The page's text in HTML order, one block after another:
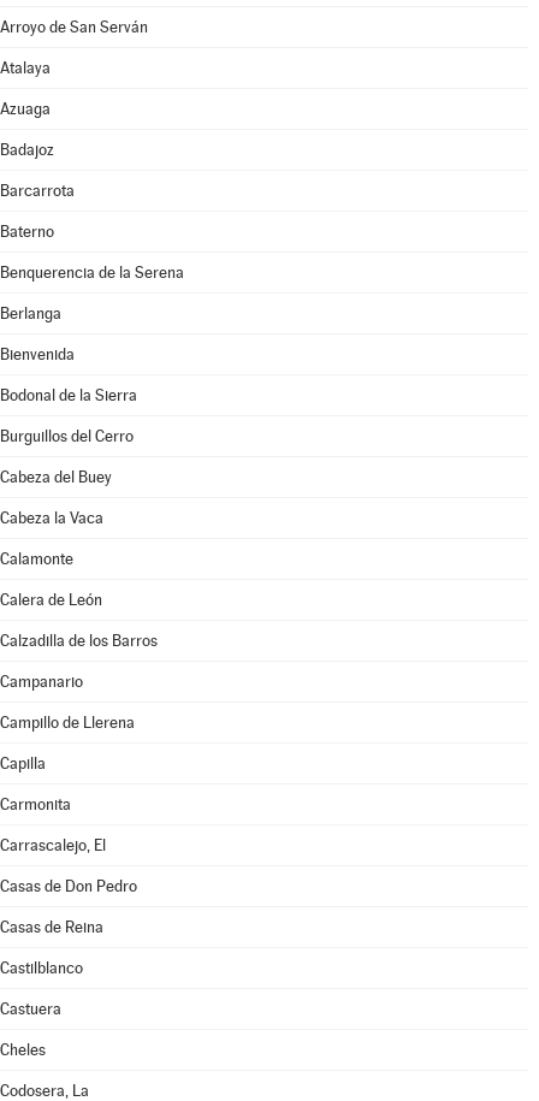
Arroyo de San Serván
Atalaya
Azuaga
Badajoz
Barcarrota
Baterno
Benquerencia de la Serena
Berlanga
Bienvenida
Bodonal de la Sierra
Burguillos del Cerro
Cabeza del Buey
Cabeza la Vaca
Calamonte
Calera de León
Calzadilla de los Barros
Campanario
Campillo de Llerena
Capilla
Carmonita
Carrascalejo, El
Casas de Don Pedro
Casas de Reina
Castilblanco
Castuera
Cheles
Codosera, La